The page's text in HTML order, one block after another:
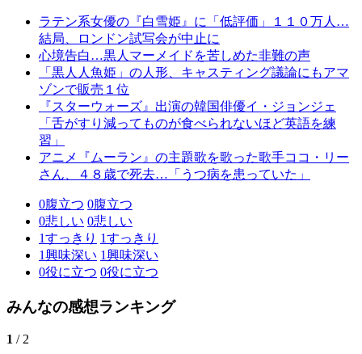
ラテン系女優の『白雪姫』に「低評価」１１０万人…
結局、ロンドン試写会が中止に
心境告白…黒人マーメイドを苦しめた非難の声
「黒人人魚姫」の人形、キャスティング議論にもアマ
ゾンで販売１位
『スターウォーズ』出演の韓国俳優イ・ジョンジェ
「舌がすり減ってものが食べられないほど英語を練
習」
アニメ『ムーラン』の主題歌を歌った歌手ココ・リー
さん、４８歳で死去…「うつ病を患っていた」
0腹立つ 0腹立つ
0悲しい 0悲しい
1すっきり 1すっきり
1興味深い 1興味深い
0役に立つ 0役に立つ
みんなの感想ランキング
1 / 2